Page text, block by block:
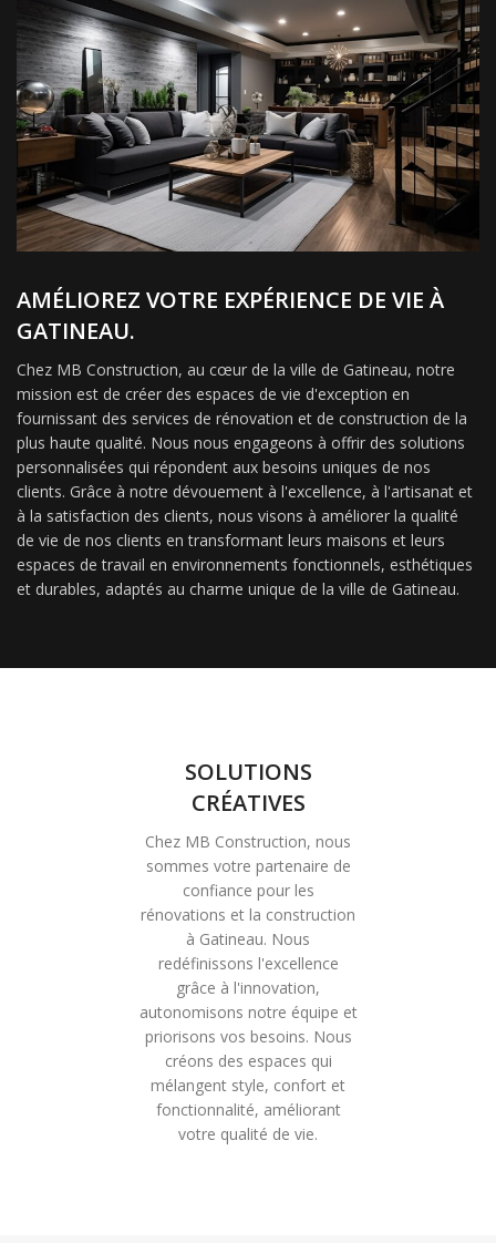
AMÉLIOREZ VOTRE EXPÉRIENCE DE VIE À
GATINEAU.
Chez MB Construction, au cœur de la ville de Gatineau, notre
mission est de créer des espaces de vie d'exception en
fournissant des services de rénovation et de construction de la
plus haute qualité. Nous nous engageons à offrir des solutions
personnalisées qui répondent aux besoins uniques de nos
clients. Grâce à notre dévouement à l'excellence, à l'artisanat et
à la satisfaction des clients, nous visons à améliorer la qualité
de vie de nos clients en transformant leurs maisons et leurs
espaces de travail en environnements fonctionnels, esthétiques
et durables, adaptés au charme unique de la ville de Gatineau.
SOLUTIONS
CRÉATIVES
Chez MB Construction, nous
sommes votre partenaire de
confiance pour les
rénovations et la construction
à Gatineau. Nous
redéfinissons l'excellence
grâce à l'innovation,
autonomisons notre équipe et
priorisons vos besoins. Nous
créons des espaces qui
mélangent style, confort et
fonctionnalité, améliorant
votre qualité de vie.